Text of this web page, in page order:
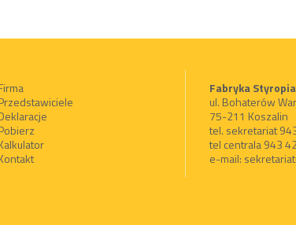
Fabryka
ul. Bohaterów
75-211 Koszalin
tel. sekretariat
tel centrala 943
e-mail: